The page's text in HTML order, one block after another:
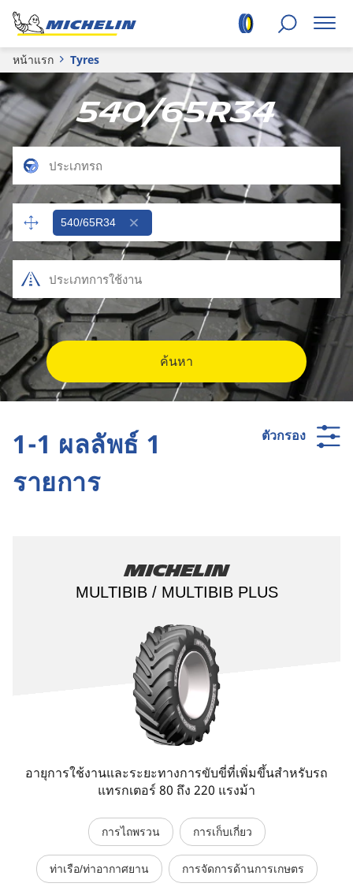
หน้าแรก Tyres
540/65R34
540/65R34
ค้นหา
ตัวกรอง
1-1 ผลลัพธ์ 1
รายการ
Michelin
MULTIBIB / MULTIBIB PLUS
อายุการใช้งานและระยะทางการขับขี่ที่เพิ่มขึ้นสำหรับรถ
แทรกเตอร์ 80 ถึง 220 แรงม้า
การไถพรวน การเก็บเกี่ยว
ท่าเรือ/ท่าอากาศยาน การจัดการด้านการเกษตร